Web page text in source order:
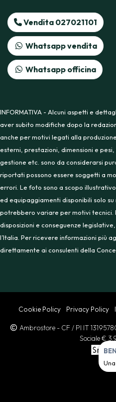
Vendita 027021101
Whatsapp vendita
Whatsapp officina
INFORMATIVA - Alcuni aspetti e
aver subito modifiche dopo la
anche per motivi legati alla
esterni, prestazioni, dimensioni e
gestione etc. sono da considerarsi
riportati possono essere soggetti a
errori. Le foto sono a scopo
ed equipaggiamenti disponibili solo
potrebbero variare per motivi tecnici.
disposizioni e conseguenze
l’Italia. Per ricevere informazioni più
direttamente ai consulenti della
Cookie Policy Privacy Policy
Ambrostore - CF / PI IT
Sociale €